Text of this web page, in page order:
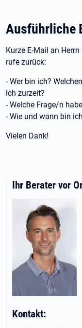
Ausführliche
Kurze E-Mail an
rufe zurück:
- Wer bin ich?
ich zurzeit?
- Welche Frage/n
- Wie und wann bin
Vielen Dank!
Ihr Berater vor
Kontakt: